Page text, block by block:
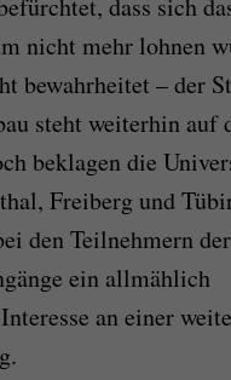
dass sich
nicht mehr lohnen
bewahrheitet – der
steht weiterhin auf
beklagen die
Freiberg und
den Teilnehmern der
ein allmählich
an einer